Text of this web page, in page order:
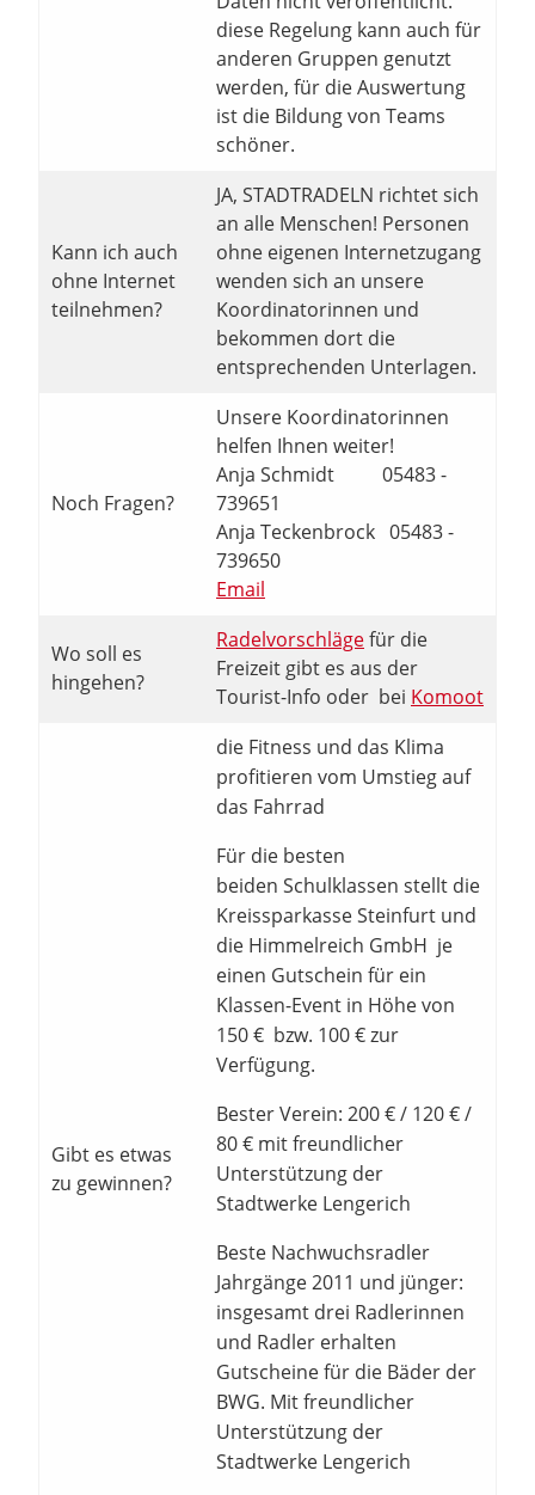
diese Regelung kann auch für
anderen Gruppen genutzt
werden, für die Auswertung
ist die Bildung von Teams
schöner.
Kann ich auch
ohne Internet
teilnehmen?
JA, STADTRADELN richtet sich
an alle Menschen! Personen
ohne eigenen Internetzugang
wenden sich an unsere
Koordinatorinnen und
bekommen dort die
entsprechenden Unterlagen.
Noch Fragen?
Unsere Koordinatorinnen
helfen Ihnen weiter!
Anja Schmidt 05483 -
739651
Anja Teckenbrock 05483 -
739650
Email
Wo soll es
hingehen?
Radelvorschlägefür die
Freizeit gibt es aus der
Tourist-Info oder bei Komoot
Gibt es etwas
zu gewinnen?
die Fitness und das Klima
profitieren vom Umstieg auf
das Fahrrad
Für die besten
beiden Schulklassen stellt die
Kreissparkasse Steinfurt und
die Himmelreich GmbH je
einen Gutschein für ein
Klassen-Event in Höhe von
150 € bzw. 100 € zur
Verfügung.
Bester Verein: 200 € / 120 € /
80 € mit freundlicher
Unterstützung der
Stadtwerke Lengerich
Beste Nachwuchsradler
Jahrgänge 2011 und jünger:
insgesamt drei Radlerinnen
und Radler erhalten
Gutscheine für die Bäder der
BWG. Mit freundlicher
Unterstützung der
Stadtwerke Lengerich